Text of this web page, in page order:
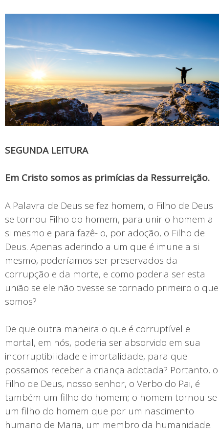
SEGUNDA LEITURA
Em Cristo somos as primícias da Ressurreição.
A Palavra de Deus se fez homem, o Filho de Deus
se tornou Filho do homem, para unir o homem a
si mesmo e para fazê-lo, por adoção, o Filho de
Deus. Apenas aderindo a um que é imune a si
mesmo, poderíamos ser preservados da
corrupção e da morte, e como poderia ser esta
união se ele não tivesse se tornado primeiro o que
somos?
De que outra maneira o que é corruptível e
mortal, em nós, poderia ser absorvido em sua
incorruptibilidade e imortalidade, para que
possamos receber a criança adotada? Portanto, o
Filho de Deus, nosso senhor, o Verbo do Pai, é
também um filho do homem; o homem tornou-se
um filho do homem que por um nascimento
humano de Maria, um membro da humanidade.